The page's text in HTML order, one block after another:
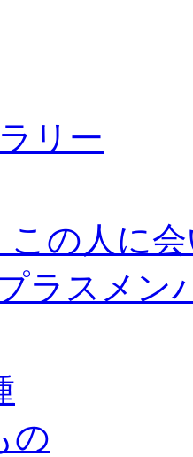
リー
この人に
ラスメン
の